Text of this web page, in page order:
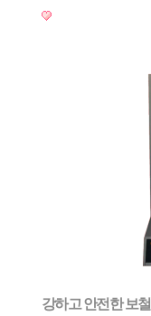
강하고 안전한 보철